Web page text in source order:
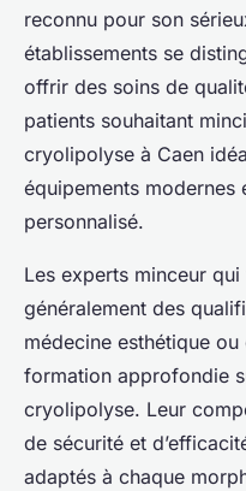
reconnu pour son
établissements se
offrir des soins de
patients souhaitant
cryolipolyse à Caen
équipements modernes
personnalisé.
Les experts minceur
généralement des
médecine esthétique
formation approfondie
cryolipolyse. Leur
de sécurité et
adaptés à chaque